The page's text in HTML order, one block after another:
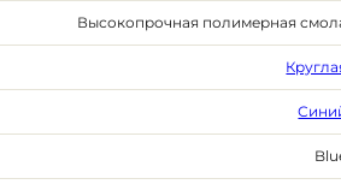
Высокопрочная полимерная